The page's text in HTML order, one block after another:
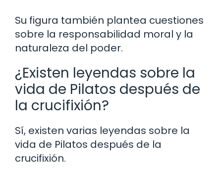
Su figura también plantea cuestiones
sobre la responsabilidad moral y la
naturaleza del poder.
¿Existen leyendas sobre la
vida de Pilatos después de
la crucifixión?
Sí, existen varias leyendas sobre la
vida de Pilatos después de la
crucifixión.